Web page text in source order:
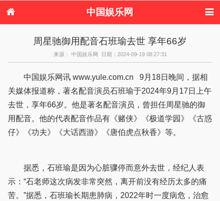
中国娱乐网
港台娱乐
日本娱乐 韩国娱乐
欧美娱乐
音乐新闻 影视新闻
内地明星八卦
港台明星八卦
娱乐评论
周星驰御用配音石班瑜去世 享年66岁
来源： 中国娱乐网 日期：2024-09-19 08:27:31
中国娱乐网讯 www.yule.com.cn 9月18日晚间，据相
关媒体报道称，著名配音演员石班瑜于2024年9月17日上午
去世，享年66岁。他是著名配音演员，曾担任周星驰的御
用配音。他的代表配音作品有《赌侠》《极道学园》《古惑
仔》《功夫》《大话西游》《唐伯虎点秋香》等。
据悉，石班瑜是因为心脏骤停而意外去世，经纪人表
示：“石老师这次病发非常突然，离开前没有经历太多的痛
苦。”据悉，石班瑜长期患肺病，2022年时一度病危，治愈